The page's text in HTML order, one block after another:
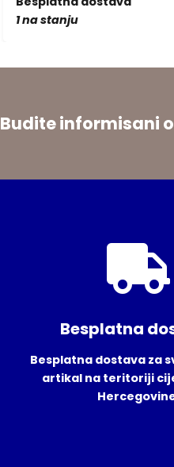
1 na stanju
Budite informisani
Besplatna
Besplatna dostava za
artikal na teritoriji